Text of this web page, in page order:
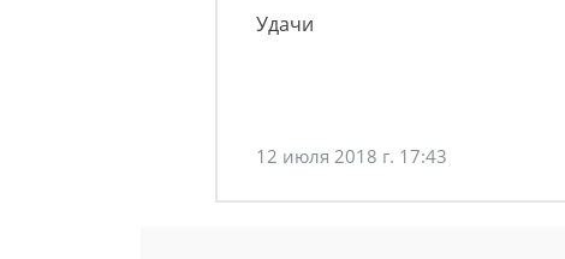
Удачи
12 июля 2018 г. 17:43